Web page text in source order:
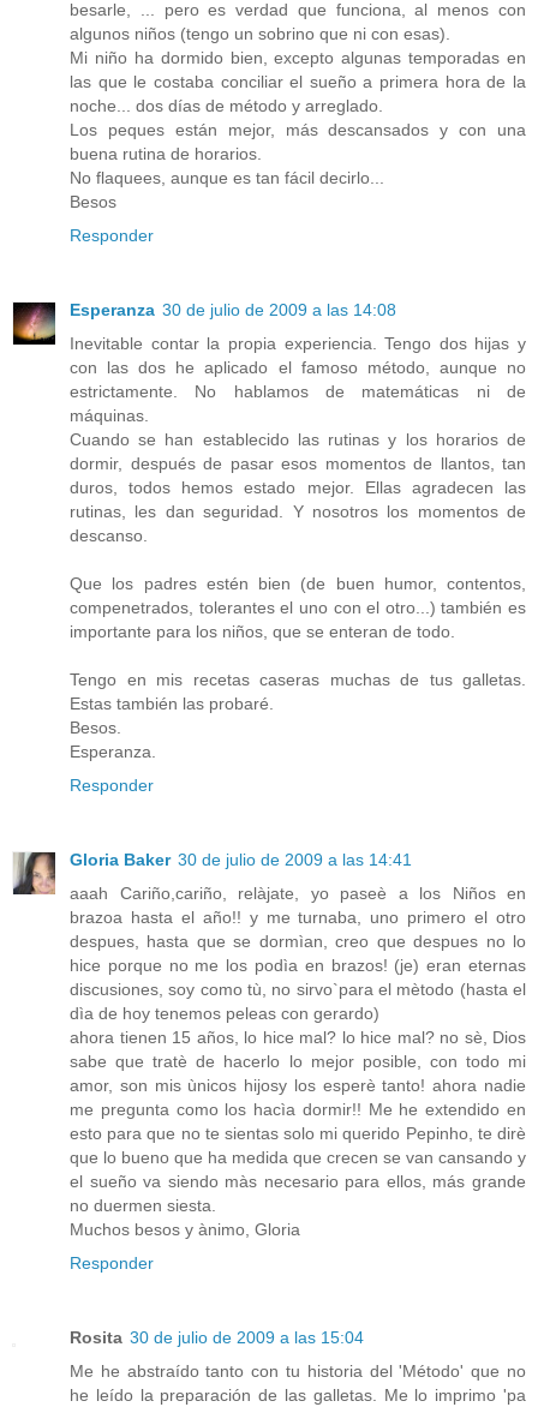
besarle, ... pero es verdad que funciona, al menos con
algunos niños (tengo un sobrino que ni con esas).
Mi niño ha dormido bien, excepto algunas temporadas en
las que le costaba conciliar el sueño a primera hora de la
noche... dos días de método y arreglado.
Los peques están mejor, más descansados y con una
buena rutina de horarios.
No flaquees, aunque es tan fácil decirlo...
Besos
Responder
Esperanza 30 de julio de 2009 a las 14:08
Inevitable contar la propia experiencia. Tengo dos hijas y
con las dos he aplicado el famoso método, aunque no
estrictamente. No hablamos de matemáticas ni de
máquinas.
Cuando se han establecido las rutinas y los horarios de
dormir, después de pasar esos momentos de llantos, tan
duros, todos hemos estado mejor. Ellas agradecen las
rutinas, les dan seguridad. Y nosotros los momentos de
descanso.
Que los padres estén bien (de buen humor, contentos,
compenetrados, tolerantes el uno con el otro...) también es
importante para los niños, que se enteran de todo.
Tengo en mis recetas caseras muchas de tus galletas.
Estas también las probaré.
Besos.
Esperanza.
Responder
Gloria Baker 30 de julio de 2009 a las 14:41
aaah Cariño,cariño, relàjate, yo paseè a los Niños en
brazoa hasta el año!! y me turnaba, uno primero el otro
despues, hasta que se dormìan, creo que despues no lo
hice porque no me los podìa en brazos! (je) eran eternas
discusiones, soy como tù, no sirvo`para el mètodo (hasta el
dìa de hoy tenemos peleas con gerardo)
ahora tienen 15 años, lo hice mal? lo hice mal? no sè, Dios
sabe que tratè de hacerlo lo mejor posible, con todo mi
amor, son mis ùnicos hijosy los esperè tanto! ahora nadie
me pregunta como los hacìa dormir!! Me he extendido en
esto para que no te sientas solo mi querido Pepinho, te dirè
que lo bueno que ha medida que crecen se van cansando y
el sueño va siendo màs necesario para ellos, más grande
no duermen siesta.
Muchos besos y ànimo, Gloria
Responder
Rosita 30 de julio de 2009 a las 15:04
Me he abstraído tanto con tu historia del 'Método' que no
he leído la preparación de las galletas. Me lo imprimo 'pa